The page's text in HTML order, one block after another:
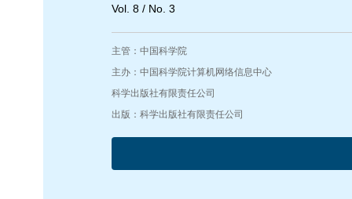
Vol. 8 / No. 3
主管：中国科学院
主办：中国科学院计算机网络信息中心
科学出版社有限责任公司
出版：科学出版社有限责任公司